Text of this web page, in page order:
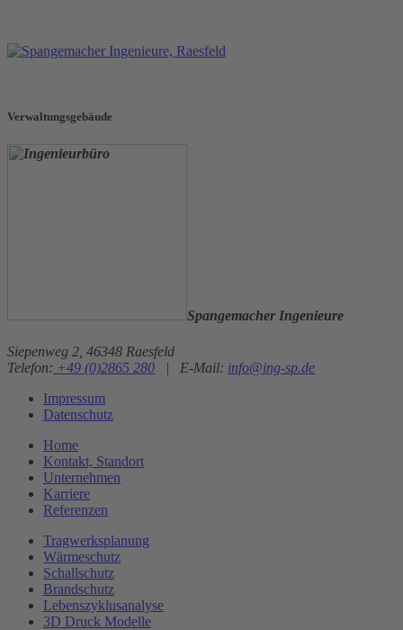
Verwaltungsgebäude
Spangemacher Ingenieure
Siepenweg 2, 46348 Raesfeld
Telefon: +49 (0)2865 280 | E-Mail: info@ing-sp.de
Impressum
Datenschutz
Home
Kontakt, Standort
Unternehmen
Karriere
Referenzen
Tragwerksplanung
Wärmeschutz
Schallschutz
Brandschutz
Lebenszyklusanalyse
3D Druck Modelle